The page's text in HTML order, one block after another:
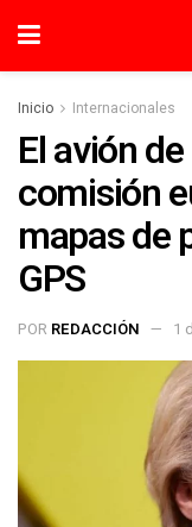
Inicio Internacionales
El avión
comisión
mapas de
GPS
POR REDACCIÓN 1